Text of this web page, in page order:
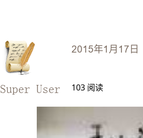
2015年1月17日
Super User 103 阅读